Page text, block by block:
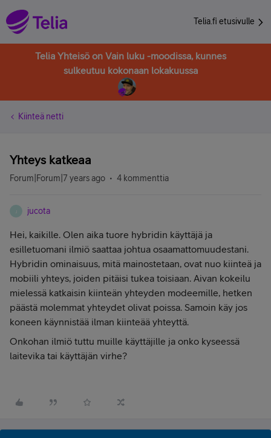
Telia.fi etusivulle
Telia Yhteisö on Vain luku -moodissa, kunnes
sulkeutuu kokonaan lokakuussa
Kiinteä netti
Yhteys katkeaa
Forum|Forum|7 years ago 4 kommenttia
jucota
Hei, kaikille. Olen aika tuore hybridin käyttäjä ja
esilletuomani ilmiö saattaa johtua osaamattomuudestani.
Hybridin ominaisuus, mitä mainostetaan, ovat nuo kiinteä ja
mobiili yhteys, joiden pitäisi tukea toisiaan. Aivan kokeilu
mielessä katkaisin kiinteän yhteyden modeemille, hetken
päästä molemmat yhteydet olivat poissa. Samoin käy jos
koneen käynnistää ilman kiinteää yhteyttä.
Onkohan ilmiö tuttu muille käyttäjille ja onko kyseessä
laitevika tai käyttäjän virhe?